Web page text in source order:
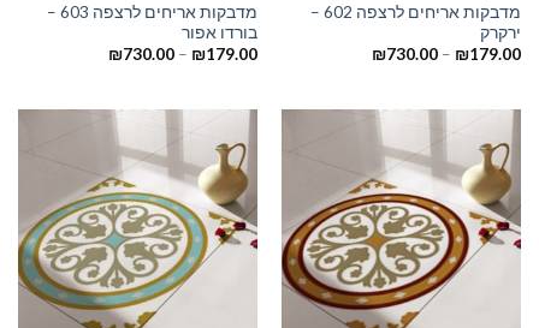
מדבקות אריחים לרצפה 602 –
ירקרק
₪179.00
–
₪730.00
מדבקות אריחים לרצפה 603 –
בורדו אפור
₪179.00
–
₪730.00